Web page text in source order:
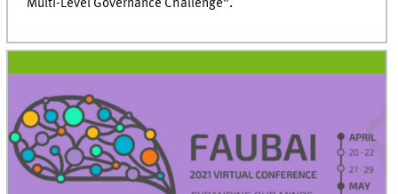
Multi-Level Governance Challenge”.